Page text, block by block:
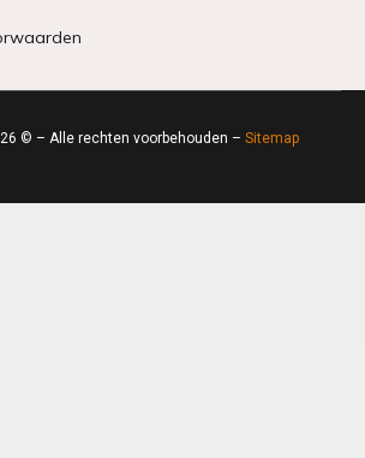
© – Alle rechten voorbehouden – Sitemap